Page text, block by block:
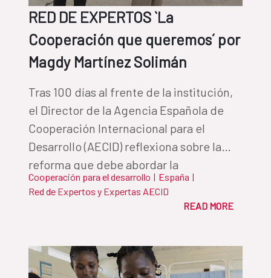
RED DE EXPERTOS `La
Cooperación que queremos´ por
Magdy Martínez Solimán
Tras 100 días al frente de la institución,
el Director de la Agencia Española de
Cooperación Internacional para el
Desarrollo (AECID) reflexiona sobre la
reforma que debe abordar la
Cooperación Española, y la Agencia
como su organismo de referencia.
mandato
Cooperación para el desarrollo | España |
Red de Expertos y Expertas AECID
READ MORE